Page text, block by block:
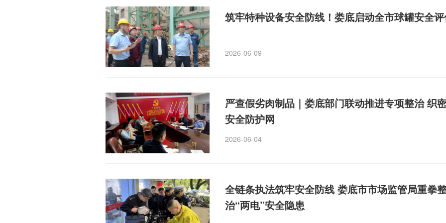
筑牢特种设备安全防线！娄底启动全市球罐安全
2026-06-09
严查假劣肉制品｜娄底部门联动推进专项整治 织
安全防护网
2026-06-04
全链条执法筑牢安全防线 娄底市市场监管局重拳
治“两电”安全隐患